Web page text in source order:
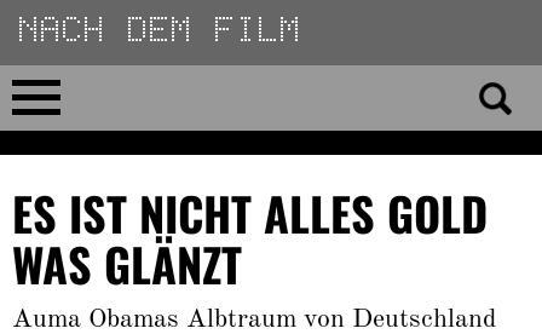
Direkt
zum
Inhalt
Home
No 23
No 01–22
ES IST NICHT ALLES GOLD
WAS GLÄNZT
Auma Obamas Albtraum von Deutschland